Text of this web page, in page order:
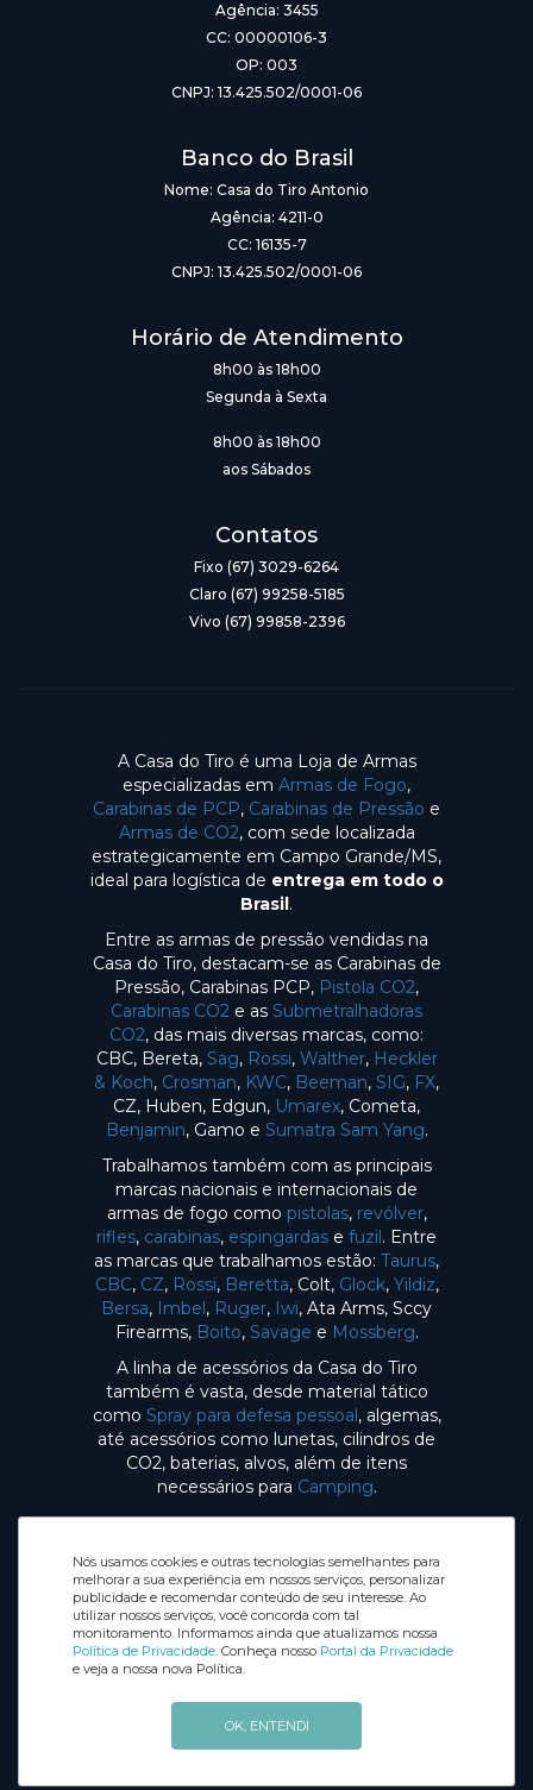
Nós usamos cookies e outras tecnologias semelhantes para
melhorar a sua experiência em nossos serviços, personalizar
publicidade e recomendar conteúdo de seu interesse. Ao
utilizar nossos serviços, você concorda com tal
monitoramento. Informamos ainda que atualizamos nossa
Política de Privacidade. Conheça nosso Portal da Privacidade
e veja a nossa nova Política.
OK, ENTENDI
Agência: 3455
CC: 00000106-3
OP: 003
CNPJ: 13.425.502/0001-06
Banco do Brasil
Nome: Casa do Tiro Antonio
Agência: 4211-0
CC: 16135-7
CNPJ: 13.425.502/0001-06
Horário de Atendimento
8h00 às 18h00
Segunda à Sexta
8h00 às 18h00
aos Sábados
Contatos
Fixo (67) 3029-6264
Claro (67) 99258-5185
Vivo (67) 99858-2396
A Casa do Tiro é uma Loja de Armas
especializadas em Armas de Fogo,
Carabinas de PCP, Carabinas de Pressão e
Armas de CO2, com sede localizada
estrategicamente em Campo Grande/MS,
ideal para logística de entrega em todo o
Brasil.
Entre as armas de pressão vendidas na
Casa do Tiro, destacam-se as Carabinas de
Pressão, Carabinas PCP, Pistola CO2,
Carabinas CO2 e as Submetralhadoras
CO2, das mais diversas marcas, como:
CBC, Bereta, Sag, Rossi, Walther, Heckler
& Koch, Crosman, KWC, Beeman, SIG, FX,
CZ, Huben, Edgun, Umarex, Cometa,
Benjamin, Gamo e Sumatra Sam Yang.
Trabalhamos também com as principais
marcas nacionais e internacionais de
armas de fogo como pistolas, revólver,
rifles, carabinas, espingardas e fuzil. Entre
as marcas que trabalhamos estão: Taurus,
CBC, CZ, Rossi, Beretta, Colt, Glock, Yildiz,
Bersa, Imbel, Ruger, Iwi, Ata Arms, Sccy
Firearms, Boito, Savage e Mossberg.
A linha de acessórios da Casa do Tiro
também é vasta, desde material tático
como Spray para defesa pessoal, algemas,
até acessórios como lunetas, cilindros de
CO2, baterias, alvos, além de itens
necessários para Camping.
Selos de Segurança Redes sociais